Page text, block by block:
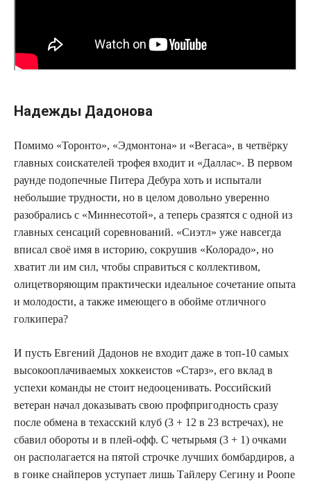
Надежды Дадонова
Помимо «Торонто», «Эдмонтона» и «Вегаса», в четвёрку
главных соискателей трофея входит и «Даллас». В первом
раунде подопечные Питера Дебура хоть и испытали
небольшие трудности, но в целом довольно уверенно
разобрались с «Миннесотой», а теперь сразятся с одной из
главных сенсаций соревнований. «Сиэтл» уже навсегда
вписал своё имя в историю, сокрушив «Колорадо», но
хватит ли им сил, чтобы справиться с коллективом,
олицетворяющим практически идеальное сочетание опыта
и молодости, а также имеющего в обойме отличного
голкипера?
И пусть Евгений Дадонов не входит даже в топ-10 самых
высокооплачиваемых хоккеистов «Старз», его вклад в
успехи команды не стоит недооценивать. Российский
ветеран начал доказывать свою профпригодность сразу
после обмена в техасский клуб (3 + 12 в 23 встречах), не
сбавил обороты и в плей-офф. С четырьмя (3 + 1) очками
он располагается на пятой строчке лучших бомбардиров, а
в гонке снайперов уступает лишь Тайлеру Сегину и Роопе